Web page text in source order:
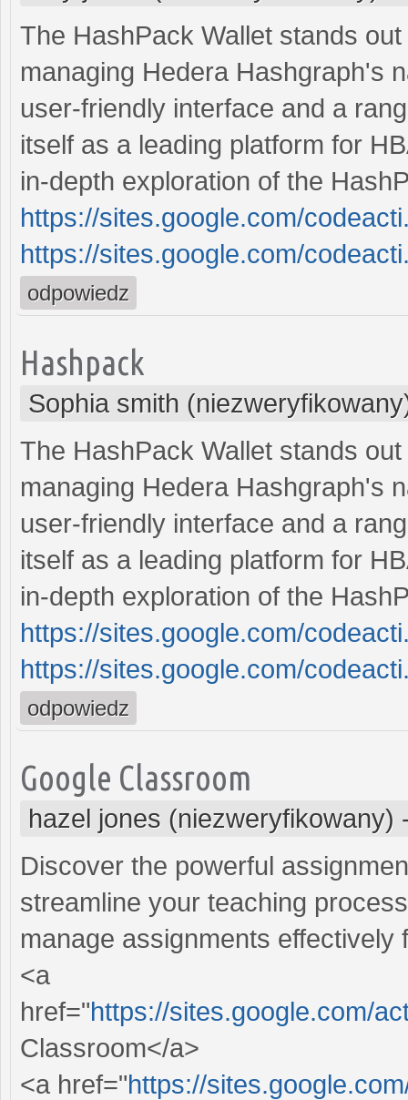
The HashPack Wallet stands
managing Hedera Hashgraph's
user-friendly interface and a
itself as a leading platform for
in-depth exploration of the
https://sites.google.com/
https://sites.google.com/
odpowiedz
Hashpack
Sophia smith
The HashPack Wallet stands
managing Hedera Hashgraph's
user-friendly interface and a
itself as a leading platform for
in-depth exploration of the
https://sites.google.com/
https://sites.google.com/
odpowiedz
Google Classroom
hazel jones (niezweryfikowany)
Discover the powerful
streamline your teaching
manage assignments
<a
href="https://sites.google.com/
Classroom</a>
<a href="https://